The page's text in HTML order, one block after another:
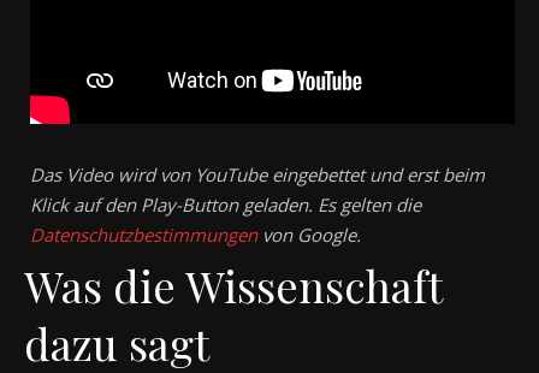
Das Video wird von YouTube eingebettet und erst beim
Klick auf den Play-Button geladen. Es gelten die
Datenschutzbestimmungenvon Google.
Was die Wissenschaft
dazu sagt